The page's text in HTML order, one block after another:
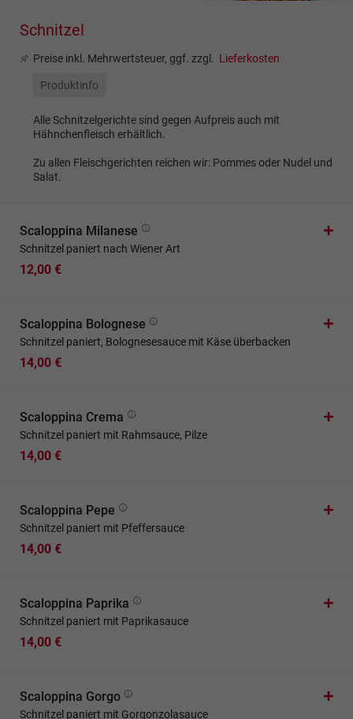
Schnitzel
Preise inkl. Mehrwertsteuer, ggf. zzgl. Lieferkosten
Produktinfo
Alle Schnitzelgerichte sind gegen Aufpreis auch mit
Hähnchenfleisch erhältlich.
Zu allen Fleischgerichten reichen wir: Pommes oder Nudel und
Salat.
Scaloppina Milanese
Schnitzel paniert nach Wiener Art
12,00 €
Scaloppina Bolognese
Schnitzel paniert, Bolognesesauce mit Käse überbacken
14,00 €
Scaloppina Crema
Schnitzel paniert mit Rahmsauce, Pilze
14,00 €
Scaloppina Pepe
Schnitzel paniert mit Pfeffersauce
14,00 €
Scaloppina Paprika
Schnitzel paniert mit Paprikasauce
14,00 €
Scaloppina Gorgo
Schnitzel paniert mit Gorgonzolasauce